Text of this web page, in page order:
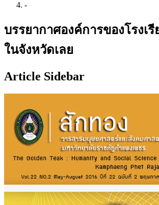
-
บรรยากาศองค์การของโรงเ
ในจังหวัดเลย
Article Sidebar